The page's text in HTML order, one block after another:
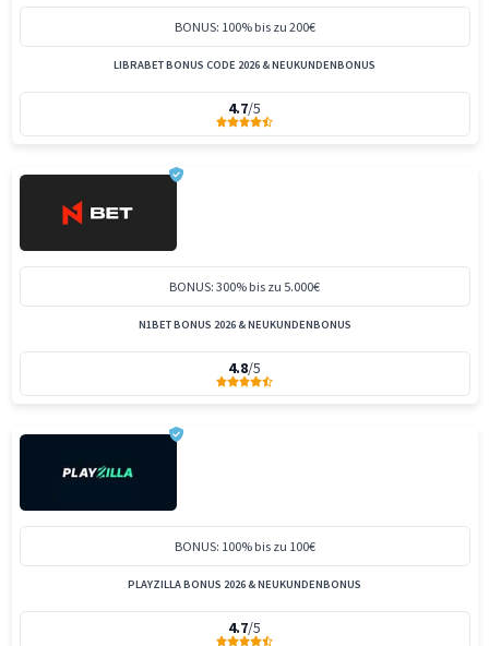
BONUS: 100% bis zu 200€
LIBRABET BONUS CODE 2026 & NEUKUNDENBONUS
4.7/5
BONUS: 300% bis zu 5.000€
N1BET BONUS 2026 & NEUKUNDENBONUS
4.8/5
BONUS: 100% bis zu 100€
PLAYZILLA BONUS 2026 & NEUKUNDENBONUS
4.7/5